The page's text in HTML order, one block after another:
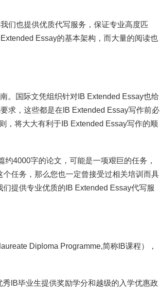
们也提供优质代写服务，保证专业高度匹
Essay的基本架构，而大量的阅读也
。国际文凭组织针对IB Extended Essay也给
求，这些都是在IB Extended Essay写作前必
，将大大有利于IB Extended Essay写作的顺
4000字的论文，可能是一项艰巨的任务，
任务，那么您也一定曾接受过相关培训而具
提供专业优质的IB Extended Essay代写服
Diploma Programme,简称IB课程），
IB毕业生提供奖励学分和越级的入学优惠政